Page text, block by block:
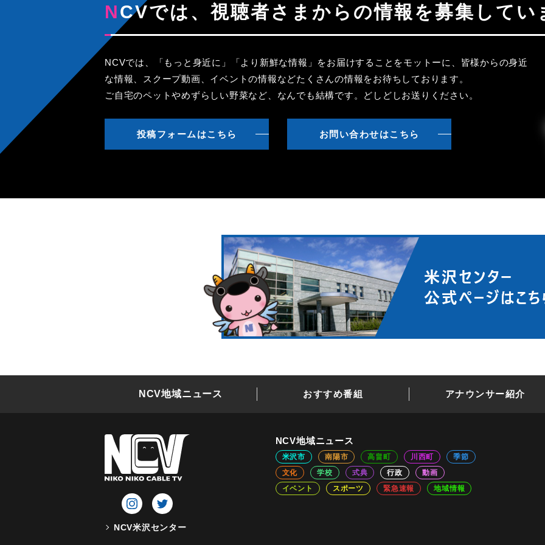
NCVでは、視聴者さまからの情報を募集してい
NCVでは、「もっと身近に」「より新鮮な情報」をお届けすることをモットーに、皆様からの身近
な情報、スクープ動画、イベントの情報などたくさんの情報をお待ちしております。
ご自宅のペットやめずらしい野菜など、なんでも結構です。どしどしお送りください。
投稿フォームはこちら お問い合わせはこちら
NCV地域ニュース おすすめ番組 アナウンサー紹介
NCV米沢センター
NCV地域ニュース
米沢市 南陽市 高畠町 川西町
季節
文化
学校 式典 行政
動画
イベント
スポーツ 緊急速報 地域情報